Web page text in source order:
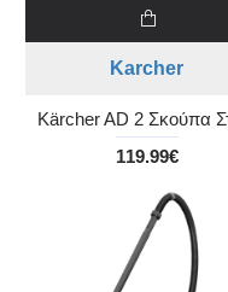
Karcher
119.99€